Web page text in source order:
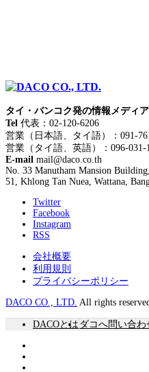
タイ・バンコク発の情報メディ
Tel 代表：02-120-6206
営業（日本語、タイ語）：091-
営業（タイ語、英語）：096-031-
E-mail mail@daco.co.th
No. 33 Manutham Mansion
51, Khlong Tan Nuea, Wattana,
Twitter
Facebook
Instagram
RSS
会社概要
利用規則
プライバシーポリシー
DACO CO., LTD. All rights reserved.
DACOとは ダコへ問い合わ